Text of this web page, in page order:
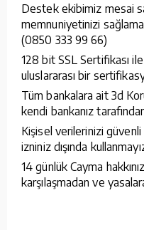
Destek ekibimiz mesai
memnuniyetinizi
(0850 333 99 66)
128 bit SSL Sertifikası
uluslararası bir
Tüm bankalara ait 3d
kendi bankanız
Kişisel verilerinizi
izniniz dışında
14 günlük Cayma
karşılaşmadan ve